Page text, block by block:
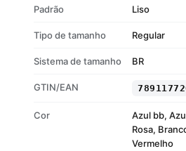
Padrão Liso
Tipo de tamanho Regular
Sistema de tamanho BR
GTIN/EAN
Cor
Azul bb,
Rosa,
Vermelho